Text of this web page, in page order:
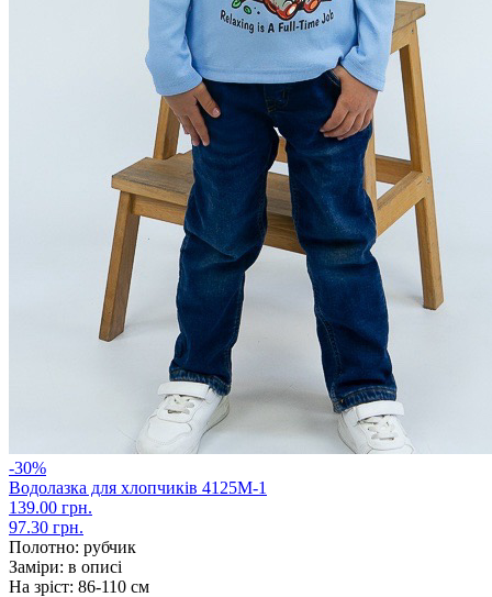
-30%
Водолазка для хлопчиків 4125М-1
139.00 грн.
97.30 грн.
Полотно: рубчик
Заміри: в описі
На зріст: 86-110 см